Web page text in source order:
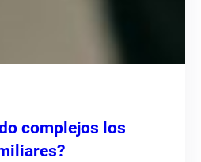
complejos los